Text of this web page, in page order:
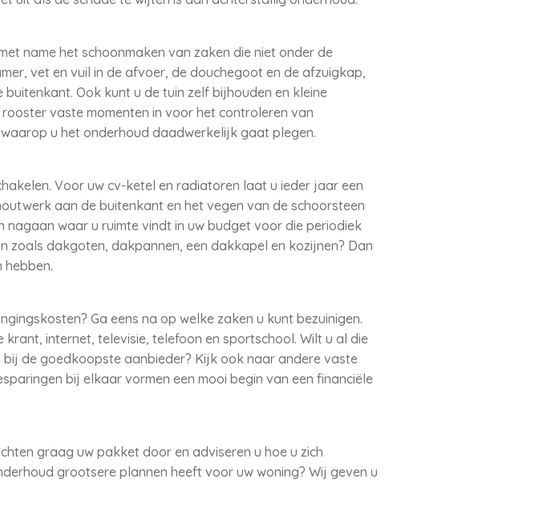
name het schoonmaken van zaken die niet onder de
vet en vuil in de afvoer, de douchegoot en de afzuigkap,
Ook kunt u de tuin zelf bijhouden en kleine
vaste momenten in voor het controleren van
u het onderhoud daadwerkelijk gaat plegen.
Voor uw cv-ketel en radiatoren laat u ieder jaar een
aan de buitenkant en het vegen van de schoorsteen
waar u ruimte vindt in uw budget voor die periodiek
zoals dakgoten, dakpannen, een dakkapel en kozijnen? Dan
hebben.
Ga eens na op welke zaken u kunt bezuinigen.
internet, televisie, telefoon en sportschool. Wilt u al die
de goedkoopste aanbieder? Kijk ook naar andere vaste
bij elkaar vormen een mooi begin van een financiële
graag uw pakket door en adviseren u hoe u zich
grootsere plannen heeft voor uw woning? Wij geven u